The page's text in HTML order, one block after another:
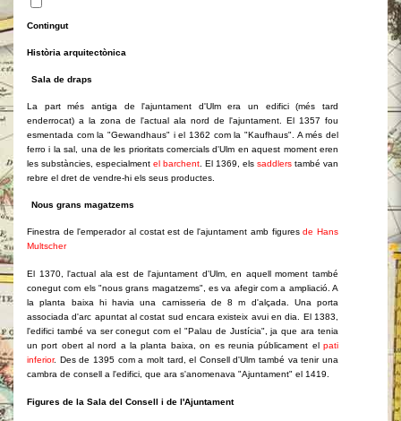
Contingut
Història arquitectònica
Sala de draps
La part més antiga de l'ajuntament d'Ulm era un edifici (més tard
enderrocat) a la zona de l'actual ala nord de l'ajuntament. El 1357 fou
esmentada com la "Gewandhaus" i el 1362 com la "Kaufhaus". A més del
ferro i la sal, una de les prioritats comercials d'Ulm en aquest moment eren
les substàncies, especialment el barchent . El 1369, els saddlers també van
rebre el dret de vendre-hi els seus productes.
Nous grans magatzems
Finestra de l'emperador al costat est de l'ajuntament amb figuresde Hans
Multscher
El 1370, l'actual ala est de l'ajuntament d'Ulm, en aquell moment també
conegut com els "nous grans magatzems", es va afegir com a ampliació. A
la planta baixa hi havia una carnisseria de 8 m d'alçada. Una porta
associada d'arc apuntat al costat sud encara existeix avui en dia. El 1383,
l'edifici també va ser conegut com el "Palau de Justícia", ja que ara tenia
un port obert al nord a la planta baixa, on es reunia públicament el pati
inferior. Des de 1395 com a molt tard, el Consell d'Ulm també va tenir una
cambra de consell a l'edifici, que ara s'anomenava "Ajuntament" el 1419.
Figures de la Sala del Consell i de l'Ajuntament